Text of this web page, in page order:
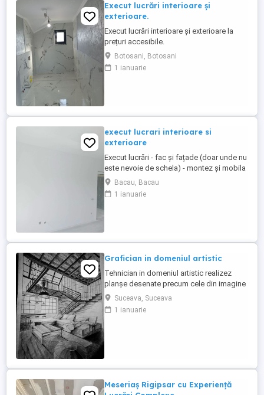
Execut lucrări interioare și
exterioare.
Execut lucrări interioare și exterioare la
prețuri accesibile.
Botosani, Botosani
1 ianuarie
execut lucrari interioare si
exterioare
Execut lucrări - fac și fațade (doar unde nu
este nevoie de schela) - montez și mobila
-parchet (schimb sau montez parchet) -
glet ( glet total sau reparați cum vrea
proprietarul) -lavabil ( amorsa+2 mâini
Bacau, Bacau
1 ianuarie
Grafician in domeniul artistic
Tehnician in domeniul artistic realizez
planșe desenate precum cele din imagine
Pot realiza desene de mana cât și pe
tableta Dacă ai nevoie de asemenea
desene pentru ale posta pe pagina
Suceava, Suceava
1 ianuarie
Meseriaș Rigipsar cu Experiență